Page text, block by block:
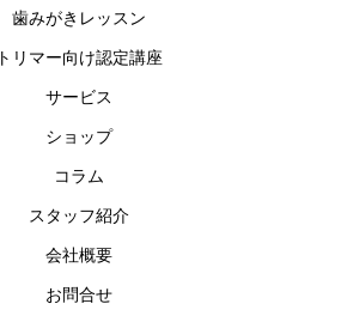
歯みがきレッスン
トリマー向け認定講座
サービス
ショップ
コラム
スタッフ紹介
会社概要
お問合せ